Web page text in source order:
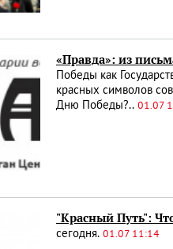
«Правда»: из
Победы как
красных символов
Дню Победы?.. 01.07
"Красный Путь":
сегодня. 01.07 11:14